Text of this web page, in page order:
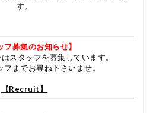
す。
フ募集のお知らせ】
スタッフを募集しています。
までお尋ね下さいませ。
【Recruit】